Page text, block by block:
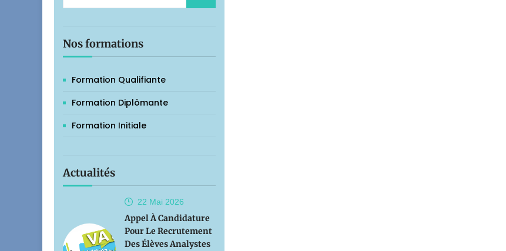
Nos formations
Formation Qualifiante
Formation Diplômante
Formation Initiale
Actualités
22 Mai 2026
Appel À Candidature
Pour Le Recrutement
Des Élèves Analystes